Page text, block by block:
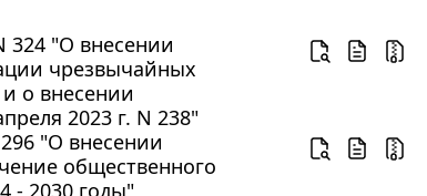
324 "О внесении
чрезвычайных
о внесении
2023 г. N 238"
"О внесении
общественного
- 2030 годы"